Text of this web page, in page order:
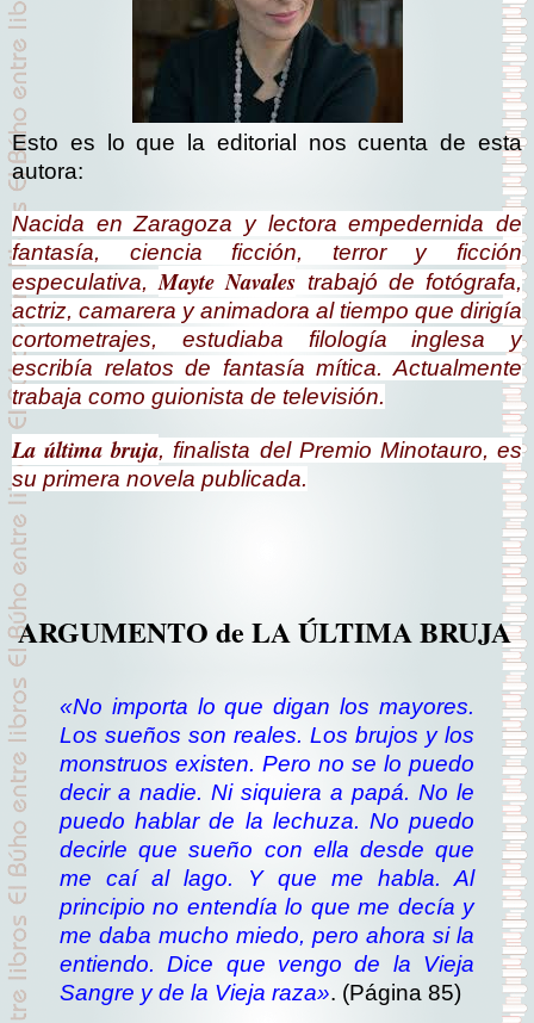
Esto es lo que la editorial nos cuenta de esta
autora:
Nacida en Zaragoza y lectora empedernida de
fantasía, ciencia ficción, terror y ficción
especulativa,Mayte Navales trabajó de fotógrafa,
actriz, camarera y animadora al tiempo que dirigía
cortometrajes, estudiaba filología inglesa y
escribía relatos de fantasía mítica. Actualmente
trabaja como guionista de televisión.
La última bruja, finalista del Premio Minotauro, es
su primera novela publicada.
ARGUMENTO de LA ÚLTIMA BRUJA
«No importa lo que digan los mayores.
Los sueños son reales. Los brujos y los
monstruos existen. Pero no se lo puedo
decir a nadie. Ni siquiera a papá. No le
puedo hablar de la lechuza. No puedo
decirle que sueño con ella desde que
me caí al lago. Y que me habla. Al
principio no entendía lo que me decía y
me daba mucho miedo, pero ahora si la
entiendo. Dice que vengo de la Vieja
Sangre y de la Vieja raza». (Página 85)